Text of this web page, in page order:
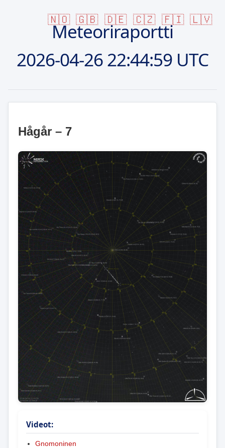
🇳🇴 🇬🇧 🇩🇪 🇨🇿 🇫🇮 🇱🇻
Meteoriraportti
2026-04-2622:44:59 UTC
Hågår – 7
Videot:
Gnomoninen